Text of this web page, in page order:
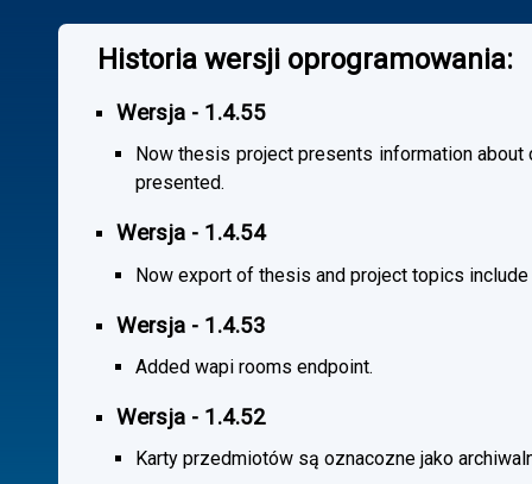
Historia wersji oprogramowania:
Wersja - 1.4.55
Now thesis project presents information
presented.
Wersja - 1.4.54
Now export of thesis and project topics
Wersja - 1.4.53
Added wapi rooms endpoint.
Wersja - 1.4.52
Karty przedmiotów są oznacozne jako